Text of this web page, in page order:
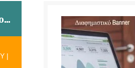
Συλλογή φωτογραφιών
|